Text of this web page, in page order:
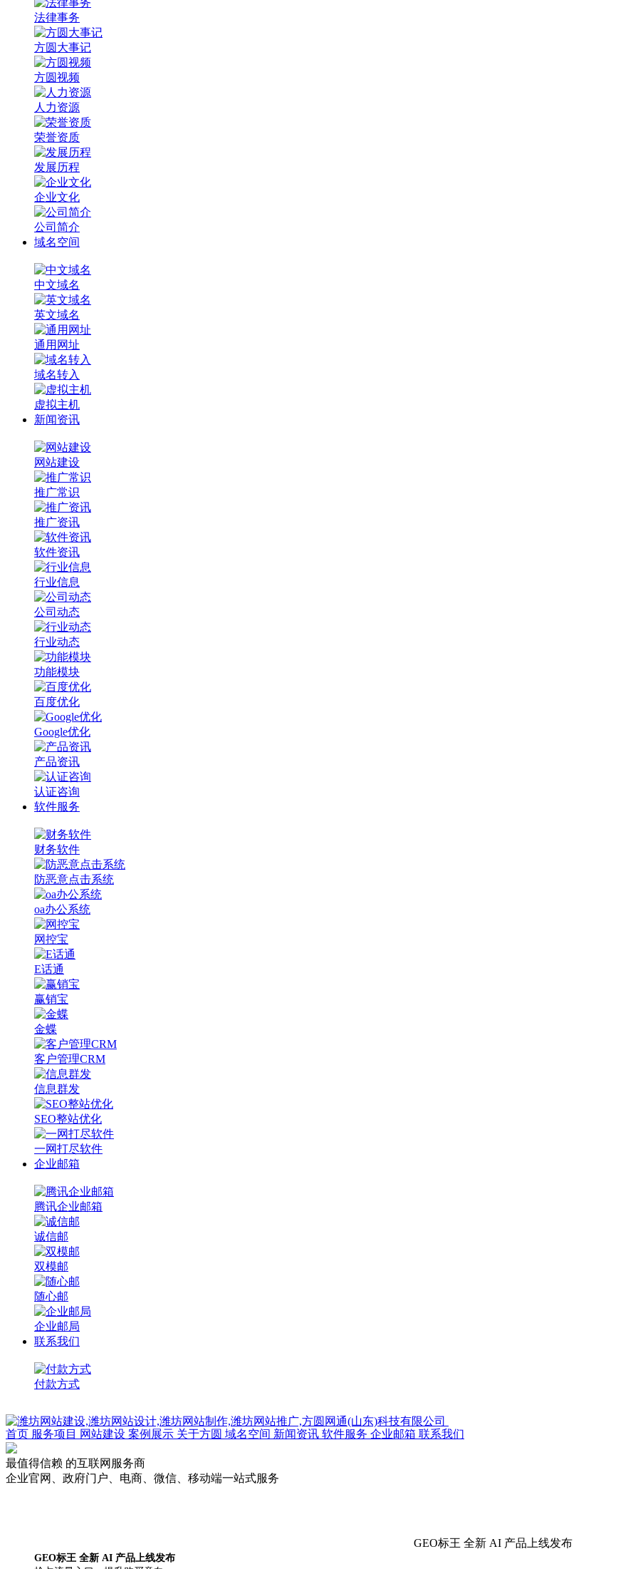
法律事务
方圆大事记
方圆视频
人力资源
荣誉资质
发展历程
企业文化
公司简介
域名空间
中文域名
英文域名
通用网址
域名转入
虚拟主机
新闻资讯
网站建设
推广常识
推广资讯
软件资讯
行业信息
公司动态
行业动态
功能模块
百度优化
Google优化
产品资讯
认证咨询
软件服务
财务软件
防恶意点击系统
oa办公系统
网控宝
E话通
赢销宝
金蝶
客户管理CRM
信息群发
SEO整站优化
一网打尽软件
企业邮箱
腾讯企业邮箱
诚信邮
双模邮
随心邮
企业邮局
联系我们
付款方式
首页 服务项目 网站建设 案例展示 关于方圆 域名空间 新闻资讯 软件服务 企业邮箱 联系我们
最值得信赖 的互联网服务商
企业官网、政府门户、电商、微信、移动端一站式服务
GEO标王 全新 AI 产品上线发布
GEO标王 全新 AI 产品上线发布